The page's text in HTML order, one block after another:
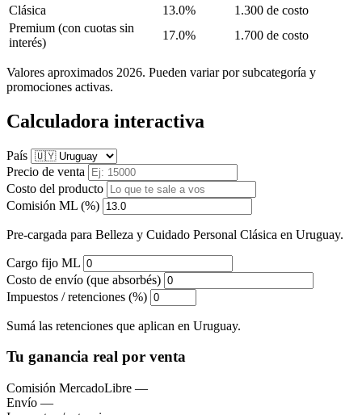
Clásica
13.0%
1.300 de costo
Premium (con cuotas sin
interés)
17.0% 1.700 de costo
Valores aproximados 2026. Pueden variar por subcategoría y
promociones activas.
Calculadora interactiva
País
Precio de venta
Costo del producto
Comisión ML (%)
Pre-cargada para Belleza y Cuidado Personal Clásica en Uruguay.
Cargo fijo ML
Costo de envío (que absorbés)
Impuestos / retenciones (%)
Sumá las retenciones que aplican en Uruguay.
Tu ganancia real por venta
Comisión MercadoLibre —
Envío —